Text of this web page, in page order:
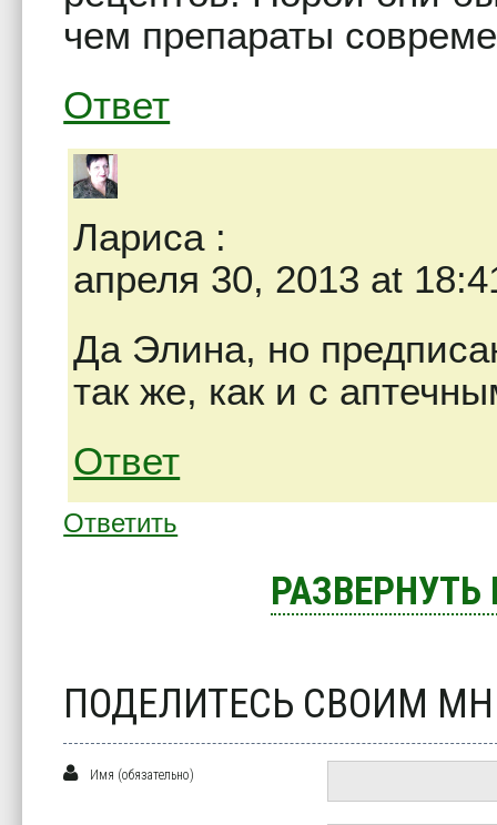
чем препараты
Ответ
Лариса:
апреля 30, 2013 at
Да Элина, но
так же, как и с
Ответ
Ответить
ПОДЕЛИТЕСЬ СВОИМ
Имя (обязательно)